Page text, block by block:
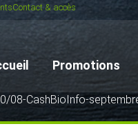
Contact & accès
Promotions
CashBioInfo-